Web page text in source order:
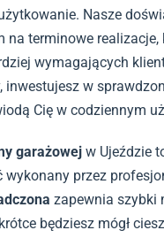
Nasze
na terminowe realizacje,
wymagających
inwestujesz w
Cię w codziennym
garażowej w Ujeździe
wykonany przez
zapewnia szybki
będziesz mógł